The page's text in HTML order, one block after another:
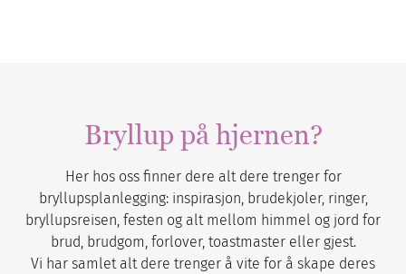
Bryllup på hjernen?
Her hos oss finner dere alt dere trenger for
bryllupsplanlegging: inspirasjon, brudekjoler, ringer,
bryllupsreisen, festen og alt mellom himmel og jord for
brud, brudgom, forlover, toastmaster eller gjest.
Vi har samlet alt dere trenger å vite for å skape deres